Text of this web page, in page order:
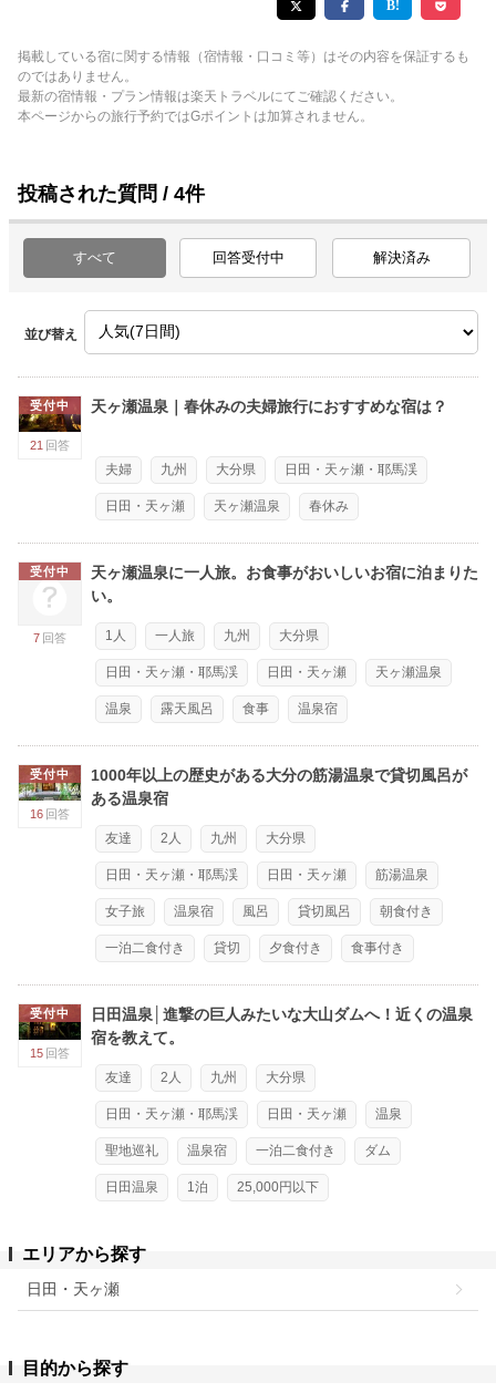
掲載している宿に関する情報（宿情報・口コミ等）はその内容を保証するも
のではありません。
最新の宿情報・プラン情報は楽天トラベルにてご確認ください。
本ページからの旅行予約ではGポイントは加算されません。
投稿された質問 / 4件
すべて 回答受付中 解決済み
並び替え
受付中
21 回答
天ヶ瀬温泉｜春休みの夫婦旅行におすすめな宿は？
夫婦 九州 大分県 日田・天ヶ瀬・耶馬渓
日田・天ヶ瀬 天ヶ瀬温泉 春休み
受付中
7 回答
天ヶ瀬温泉に一人旅。お食事がおいしいお宿に泊まりた
い。
1人 一人旅 九州 大分県
日田・天ヶ瀬・耶馬渓 日田・天ヶ瀬 天ヶ瀬温泉
温泉 露天風呂 食事 温泉宿
受付中
16 回答
1000年以上の歴史がある大分の筋湯温泉で貸切風呂が
ある温泉宿
友達 2人 九州 大分県
日田・天ヶ瀬・耶馬渓 日田・天ヶ瀬 筋湯温泉
女子旅 温泉宿 風呂 貸切風呂 朝食付き
一泊二食付き 貸切 夕食付き 食事付き
受付中
15 回答
日田温泉│進撃の巨人みたいな大山ダムへ！近くの温泉
宿を教えて。
友達 2人 九州 大分県
日田・天ヶ瀬・耶馬渓 日田・天ヶ瀬 温泉
聖地巡礼 温泉宿 一泊二食付き ダム
日田温泉 1泊 25,000円以下
エリアから探す
日田・天ヶ瀬
目的から探す